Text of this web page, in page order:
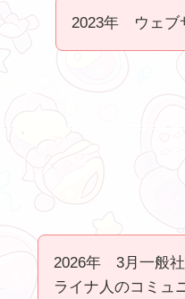
2023年 ウェブ
2026年 3月一般社
ライナ人のコミュ